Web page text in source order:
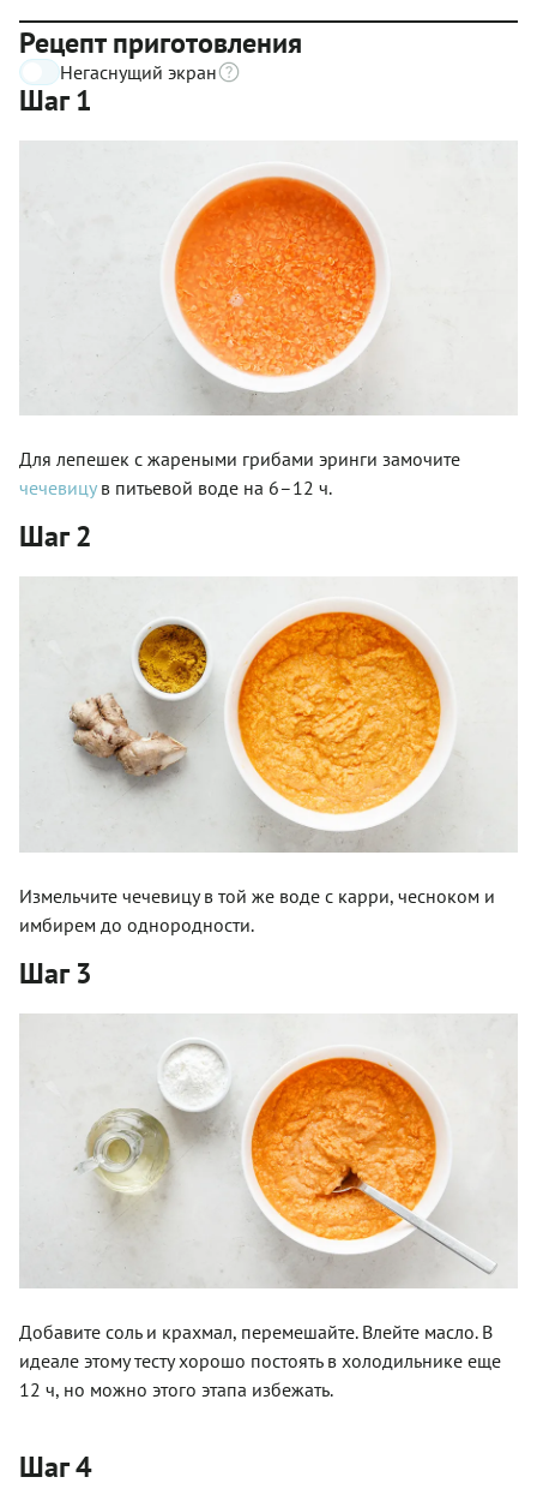
Рецепт приготовления
Негаснущий экран
Шаг 1
Для лепешек с жареными грибами эринги замочите
чечевицув питьевой воде на 6–12 ч.
Шаг 2
Измельчите чечевицу в той же воде с карри, чесноком и
имбирем до однородности.
Шаг 3
Добавите соль и крахмал, перемешайте. Влейте масло. В
идеале этому тесту хорошо постоять в холодильнике еще
12 ч, но можно этого этапа избежать.
Шаг 4